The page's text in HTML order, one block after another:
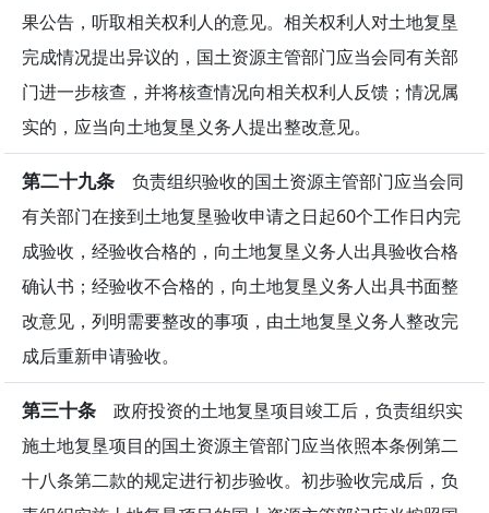
果公告，听取相关权利人的意见。相关权利人对土地复垦
完成情况提出异议的，国土资源主管部门应当会同有关部
门进一步核查，并将核查情况向相关权利人反馈；情况属
实的，应当向土地复垦义务人提出整改意见。
第二十九条 负责组织验收的国土资源主管部门应当会同
有关部门在接到土地复垦验收申请之日起60个工作日内完
成验收，经验收合格的，向土地复垦义务人出具验收合格
确认书；经验收不合格的，向土地复垦义务人出具书面整
改意见，列明需要整改的事项，由土地复垦义务人整改完
成后重新申请验收。
第三十条 政府投资的土地复垦项目竣工后，负责组织实
施土地复垦项目的国土资源主管部门应当依照本条例第二
十八条第二款的规定进行初步验收。初步验收完成后，负